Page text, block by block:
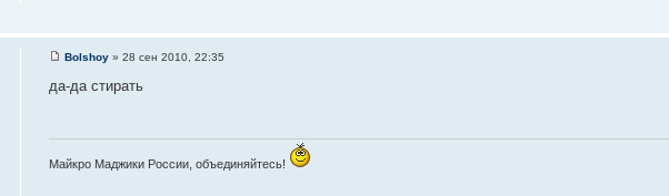
Bolshoy » 28 сен 2010, 22:35
да-да стирать
Майкро Маджики России, объединяйтесь!